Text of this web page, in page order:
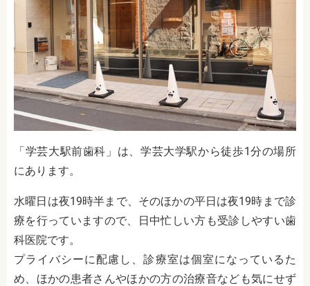
「学芸大駅前歯科」は、学芸大学駅から徒歩1分の場所
にあります。
水曜日は夜19時半まで、そのほかの平日は夜19時まで診
療を行っていますので、日中忙しい方も受診しやすい歯
科医院です。
プライバシーに配慮し、診療室は個室になっているた
め、ほかの患者さんやほかの方の治療音なども気にせず